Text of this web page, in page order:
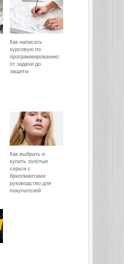
Как написать
курсовую по
программированию:
от задачи до
защиты
Как выбрать и
купить золотые
серьги с
бриллиантами:
руководство для
покупателей